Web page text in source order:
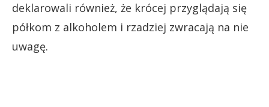
deklarowali również, że krócej przyglądają się
półkom z alkoholem i rzadziej zwracają na nie
uwagę.